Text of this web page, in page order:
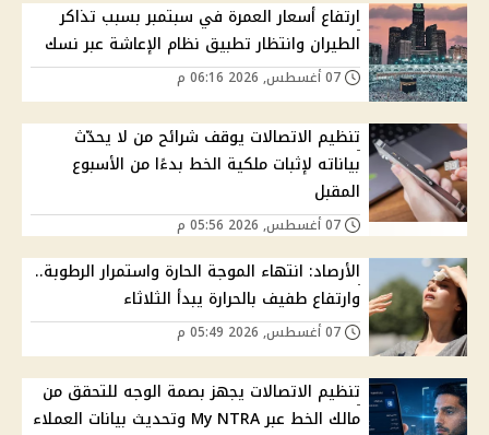
ارتفاع أسعار العمرة في سبتمبر بسبب تذاكر
الطيران وانتظار تطبيق نظام الإعاشة عبر نسك
تنظيم الاتصالات يوقف شرائح من لا يحدّث
بياناته لإثبات ملكية الخط بدءًا من الأسبوع
المقبل
الأرصاد: انتهاء الموجة الحارة واستمرار الرطوبة..
وارتفاع طفيف بالحرارة يبدأ الثلاثاء
تنظيم الاتصالات يجهز بصمة الوجه للتحقق من
مالك الخط عبر My NTRA وتحديث بيانات العملاء